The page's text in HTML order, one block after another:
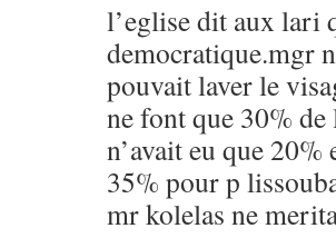
l’eglise dit aux lari
democratique.mgr
pouvait laver le
ne font que 30%
n’avait eu que
35% pour p
mr kolelas ne